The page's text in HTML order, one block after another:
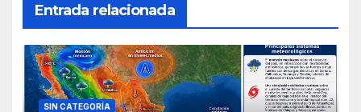
Entrada relacionada
SIN CATEGORÍA